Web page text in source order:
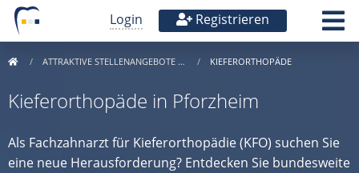
Login Registrieren
ATTRAKTIVE STELLENANGEBOTE … KIEFERORTHOPÄDE
Kieferorthopäde in Pforzheim
Als Fachzahnarzt für Kieferorthopädie (KFO) suchen Sie
eine neue Herausforderung? Entdecken Sie bundesweite